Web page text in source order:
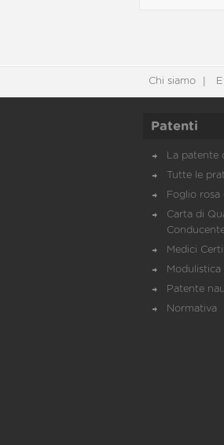
Chi siamo
Patenti
La patente
Tutte le
Foglio rosa
Carta di
Medici
Modulistica
Patente
Normativa